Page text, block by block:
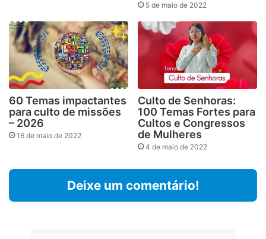
5 de maio de 2022
60 Temas impactantes
para culto de missões
– 2026
16 de maio de 2022
Culto de Senhoras:
100 Temas Fortes para
Cultos e Congressos
de Mulheres
4 de maio de 2022
Deixe um comentário!